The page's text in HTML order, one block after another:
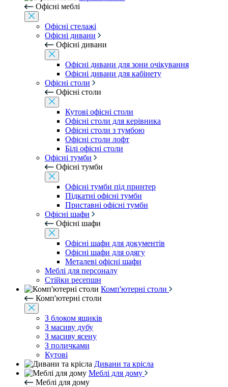
Офісні меблі
Офісні стелажі
Офісні дивани
Офісні дивани
Офісні дивани для зони очікування
Офісні дивани для кабінету
Офісні столи
Офісні столи
Кутові офісні столи
Офісні столи для керівника
Офісні столи з тумбою
Офісні столи лофт
Білі офісні столи
Офісні тумби
Офісні тумби
Офісні тумби під принтер
Підкатні офісні тумби
Приставні офісні тумби
Офісні шафи
Офісні шафи
Офісні шафи для документів
Офісні шафи для одягу
Металеві офісні шафи
Меблі для персоналу
Стійки ресепшн
Комп'ютерні столи
Комп'ютерні столи
З блоком ящиків
З масиву дубу
З масиву ясену
З поличками
Кутові
Дивани та крісла
Меблі для дому
Меблі для дому